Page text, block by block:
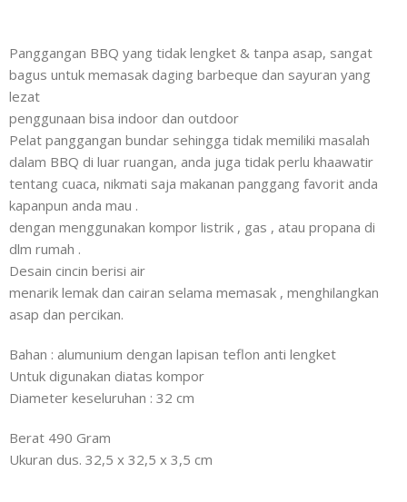
Panggangan BBQ yang tidak lengket & tanpa asap, sangat
bagus untuk memasak daging barbeque dan sayuran yang
lezat
penggunaan bisa indoor dan outdoor
Pelat panggangan bundar sehingga tidak memiliki masalah
dalam BBQ di luar ruangan, anda juga tidak perlu khaawatir
tentang cuaca, nikmati saja makanan panggang favorit anda
kapanpun anda mau .
dengan menggunakan kompor listrik , gas , atau propana di
dlm rumah .
Desain cincin berisi air
menarik lemak dan cairan selama memasak , menghilangkan
asap dan percikan.
Bahan : alumunium dengan lapisan teflon anti lengket
Untuk digunakan diatas kompor
Diameter keseluruhan : 32 cm
Berat 490 Gram
Ukuran dus. 32,5 x 32,5 x 3,5 cm